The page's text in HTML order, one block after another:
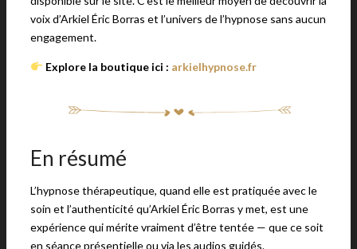
voix d’Arkiel Éric Borras et l’univers de l’hypnose sans aucun
engagement.
Explore la boutique ici : arkielhypnose.fr
En résumé
L’hypnose thérapeutique, quand elle est pratiquée avec le
soin et l’authenticité qu’Arkiel Éric Borras y met, est une
expérience qui mérite vraiment d’être tentée — que ce soit
en séance présentielle ou via les audios guidés.